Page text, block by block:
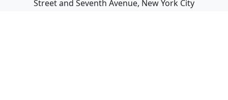
Street and Seventh Avenue, New York City